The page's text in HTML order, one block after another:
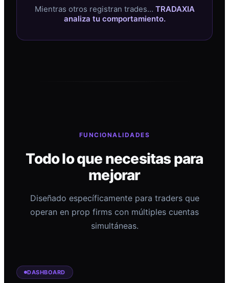
Mientras otros registran trades… TRADAXIA
analiza tu comportamiento.
FUNCIONALIDADES
Todo lo que necesitas para
mejorar
Diseñado específicamente para traders que
operan en prop firms con múltiples cuentas
simultáneas.
DASHBOARD